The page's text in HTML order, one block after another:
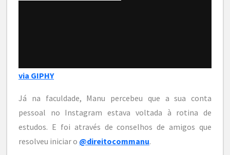
via GIPHY
Já na faculdade, Manu percebeu que a sua conta
pessoal no Instagram estava voltada à rotina de
estudos. E foi através de conselhos de amigos que
resolveu iniciar o @direitocommanu.